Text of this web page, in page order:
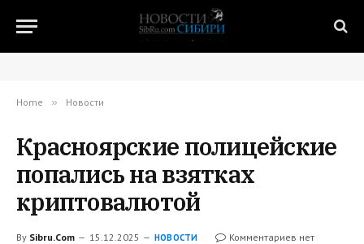
Home » Новости
Красноярские полицейские
попались на взятках
криптовалютой
By Sibru.Com 15.12.2025 НОВОСТИ
Комментариев нет